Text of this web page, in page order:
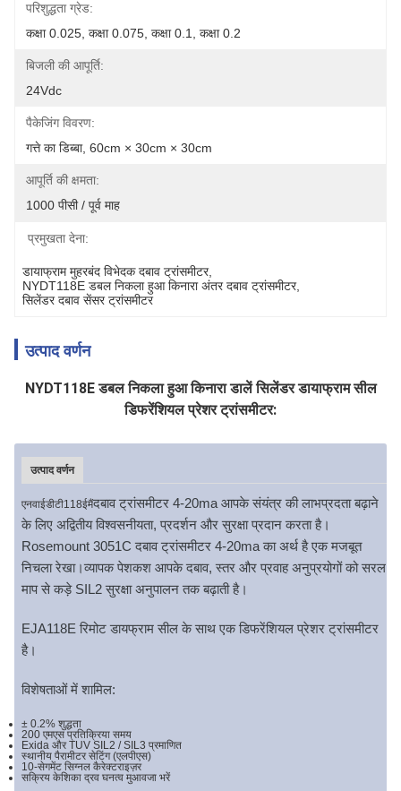
परिशुद्धता ग्रेड:
कक्षा 0.025, कक्षा 0.075, कक्षा 0.1, कक्षा 0.2
बिजली की आपूर्ति:
24Vdc
पैकेजिंग विवरण:
गत्ते का डिब्बा, 60cm × 30cm × 30cm
आपूर्ति की क्षमता:
1000 पीसी / पूर्व माह
प्रमुखता देना:
डायाफ्राम मुहरबंद विभेदक दबाव ट्रांसमीटर,
NYDT118E डबल निकला हुआ किनारा अंतर दबाव ट्रांसमीटर,
सिलेंडर दबाव सेंसर ट्रांसमीटर
उत्पाद वर्णन
NYDT118E डबल निकला हुआ किनारा डालें सिलेंडर डायाफ्राम सील
डिफरेंशियल प्रेशर ट्रांसमीटर:
उत्पाद वर्णन
एनवाईडीटी118ईमैंदबाव ट्रांसमीटर 4-20ma आपके संयंत्र की लाभप्रदता बढ़ाने
के लिए अद्वितीय विश्वसनीयता, प्रदर्शन और सुरक्षा प्रदान करता है।
Rosemount 3051C दबाव ट्रांसमीटर 4-20ma का अर्थ है एक मजबूत
निचला रेखा।व्यापक पेशकश आपके दबाव, स्तर और प्रवाह अनुप्रयोगों को सरल
माप से कड़े SIL2 सुरक्षा अनुपालन तक बढ़ाती है।
EJA118E रिमोट डायफ्राम सील के साथ एक डिफरेंशियल प्रेशर ट्रांसमीटर
है।
विशेषताओं में शामिल:
± 0.2% शुद्धता
200 एमएस प्रतिक्रिया समय
Exida और TUV SIL2 / SIL3 प्रमाणित
स्थानीय पैरामीटर सेटिंग (एलपीएस)
10-सेगमेंट सिग्नल कैरेक्टराइज़र
सक्रिय केशिका द्रव घनत्व मुआवजा भरें